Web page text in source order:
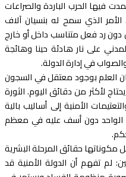
فيها الحرب الباردة والصراعات
الأمر الذي سمح له بنسيان آلاف
رد فعل متناسب داخل أو خارج
على نار هادئة حينا وهائجة
في إدارة الدولة.
العلم بوجود معتقل في السجون
لأكثر من دقائق اليوم. الثورة
الأمنية إلى أساليب بالية
الواحد دون أسف عليه في معظم
مكوناتها حقائق المرحلة البشرية
لم تفهم أن الدولة الأمنية قد